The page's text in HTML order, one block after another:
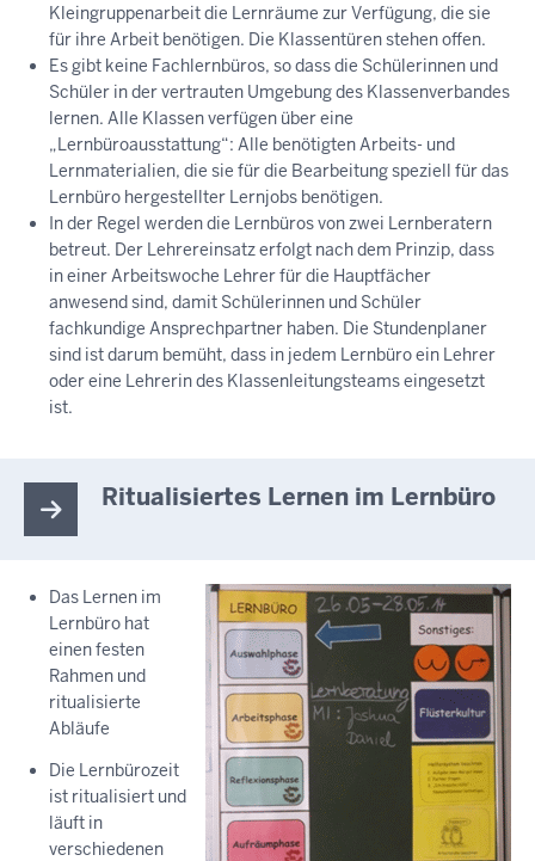
Kleingruppenarbeit die Lernräume zur Verfügung, die sie
für ihre Arbeit benötigen. Die Klassentüren stehen offen.
Es gibt keine Fachlernbüros, so dass die Schülerinnen und
Schüler in der vertrauten Umgebung des Klassenverbandes
lernen. Alle Klassen verfügen über eine
„Lernbüroausstattung“: Alle benötigten Arbeits- und
Lernmaterialien, die sie für die Bearbeitung speziell für das
Lernbüro hergestellter Lernjobs benötigen.
In der Regel werden die Lernbüros von zwei Lernberatern
betreut. Der Lehrereinsatz erfolgt nach dem Prinzip, dass
in einer Arbeitswoche Lehrer für die Hauptfächer
anwesend sind, damit Schülerinnen und Schüler
fachkundige Ansprechpartner haben. Die Stundenplaner
sind ist darum bemüht, dass in jedem Lernbüro ein Lehrer
oder eine Lehrerin des Klassenleitungsteams eingesetzt
ist.
Ritualisiertes Lernen im Lernbüro
Das Lernen im
Lernbüro hat
einen festen
Rahmen und
ritualisierte
Abläufe
Die Lernbürozeit
ist ritualisiert und
läuft in
verschiedenen